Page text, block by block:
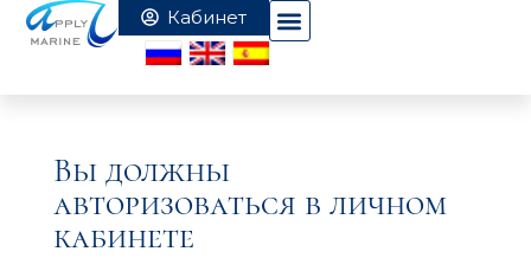
Вы должны
авторизоваться в личном
кабинете